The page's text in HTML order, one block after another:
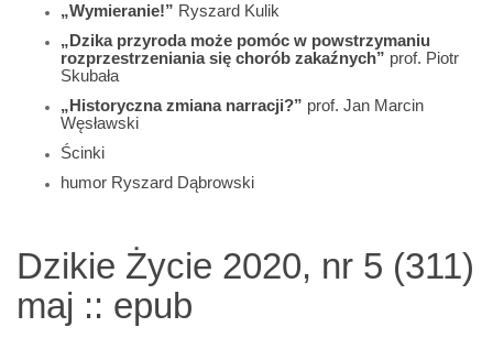
„Wymieranie!” Ryszard Kulik
„Dzika przyroda może pomóc w powstrzymaniu
rozprzestrzeniania się chorób zakaźnych” prof. Piotr
Skubała
„Historyczna zmiana narracji?” prof. Jan Marcin
Węsławski
Ścinki
humor Ryszard Dąbrowski
Dzikie Życie 2020, nr 5 (311)
maj :: epub